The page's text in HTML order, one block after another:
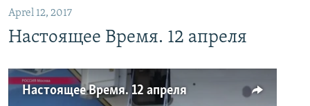
Aprel 12, 2017
Настоящее Время. 12 апреля
Настоящее Время. 12 апреля